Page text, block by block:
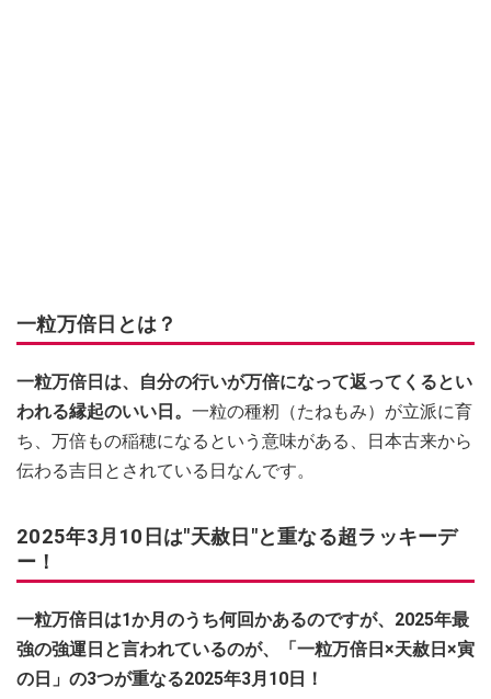
一粒万倍日とは？
一粒万倍日は、自分の行いが万倍になって返ってくるとい
われる縁起のいい日。 一粒の種籾（たねもみ）が立派に育
ち、万倍もの稲穂になるという意味がある、日本古来から
伝わる吉日とされている日なんです。
2025年3月10日は"天赦日"と重なる超ラッキーデ
ー！
一粒万倍日は1か月のうち何回かあるのですが、2025年最
強の強運日と言われているのが、「一粒万倍日×天赦日×寅
の日」の3つが重なる2025年3月10日！